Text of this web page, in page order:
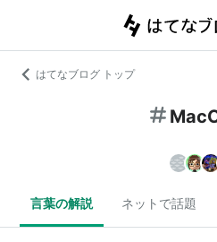
はてなブログ トップ
言葉の解説 ネットで話題